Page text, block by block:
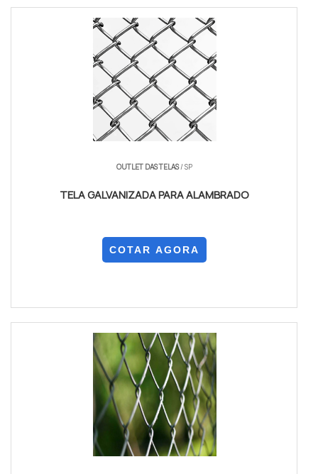
OUTLET DAS TELAS/ SP
TELA GALVANIZADA PARA ALAMBRADO
COTAR AGORA